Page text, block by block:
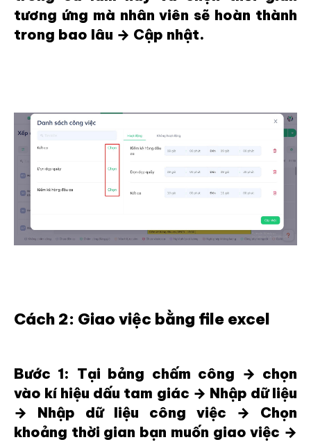
tương ứng mà nhân viên sẽ hoàn thành
trong bao lâu → Cập nhật.
Cách 2: Giao việc bằng file excel
Bước 1: Tại bảng chấm công → chọn
vào kí hiệu dấu tam giác → Nhập dữ liệu
→ Nhập dữ liệu công việc → Chọn
khoảng thời gian bạn muốn giao việc →